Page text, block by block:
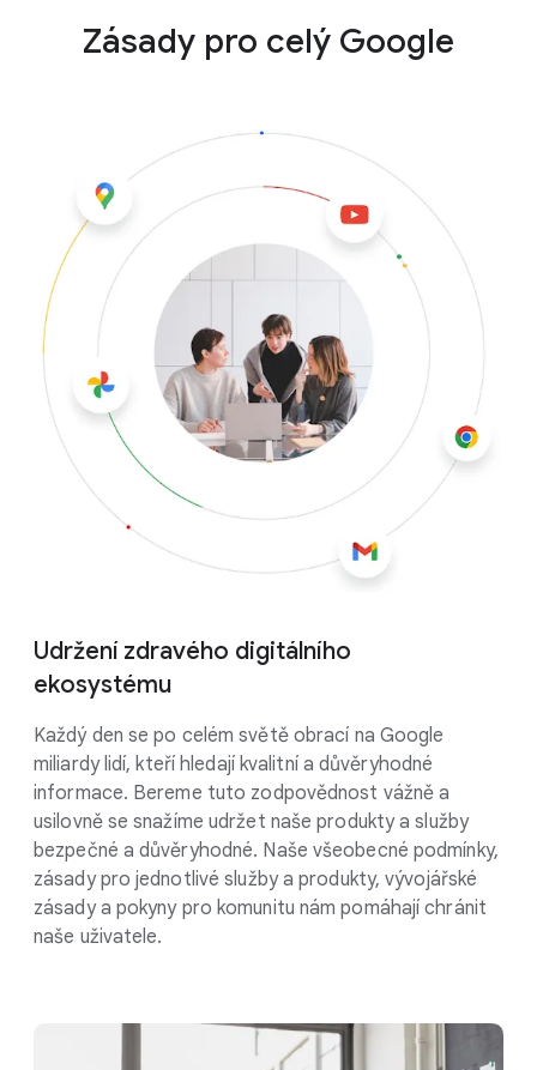
Zásady pro celý Google
Udržení zdravého digitálního
ekosystému
Každý den se po celém světě obrací na Google
miliardy lidí, kteří hledají kvalitní a důvěryhodné
informace. Bereme tuto zodpovědnost vážně a
usilovně se snažíme udržet naše produkty a služby
bezpečné a důvěryhodné. Naše všeobecné podmínky,
zásady pro jednotlivé služby a produkty, vývojářské
zásady a pokyny pro komunitu nám pomáhají chránit
naše uživatele.